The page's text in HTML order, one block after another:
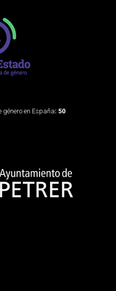
género en España: 50